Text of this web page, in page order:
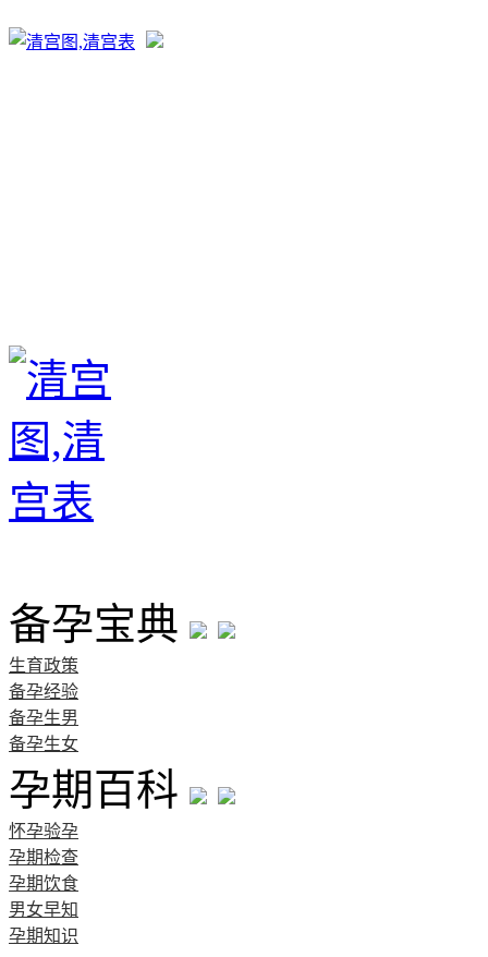
备孕宝典
生育政策
备孕经验
备孕生男
备孕生女
孕期百科
怀孕验孕
孕期检查
孕期饮食
男女早知
孕期知识